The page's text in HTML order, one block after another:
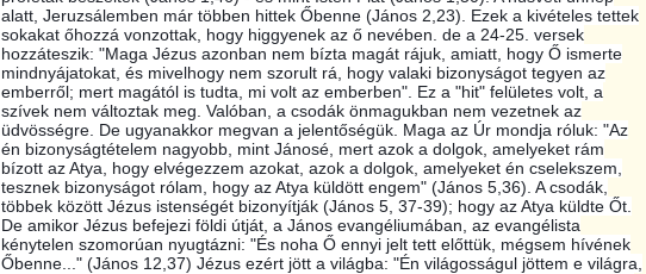
alatt, Jeruzsálemben már többen hittek Őbenne (János 2,23). Ezek a kivételes tettek
sokakat őhozzá vonzottak, hogy higgyenek az ő nevében. de a 24-25. versek
hozzáteszik: "Maga Jézus azonban nem bízta magát rájuk, amiatt, hogy Ő ismerte
mindnyájatokat, és mivelhogy nem szorult rá, hogy valaki bizonyságot tegyen az
emberről; mert magától is tudta, mi volt az emberben". Ez a "hit" felületes volt, a
szívek nem változtak meg. Valóban, a csodák önmagukban nem vezetnek az
üdvösségre. De ugyanakkor megvan a jelentőségük. Maga az Úr mondja róluk: "Az
én bizonyságtételem nagyobb, mint Jánosé, mert azok a dolgok, amelyeket rám
bízott az Atya, hogy elvégezzem azokat, azok a dolgok, amelyeket én cselekszem,
tesznek bizonyságot rólam, hogy az Atya küldött engem" (János 5,36). A csodák,
többek között Jézus istenségét bizonyítják (János 5, 37-39); hogy az Atya küldte Őt.
De amikor Jézus befejezi földi útját, a János evangéliumában, az evangélista
kénytelen szomorúan nyugtázni: "És noha Ő ennyi jelt tett előttük, mégsem hívének
Őbenne..." (János 12,37) Jézus ezért jött a világba: "Én világosságul jöttem e világra,